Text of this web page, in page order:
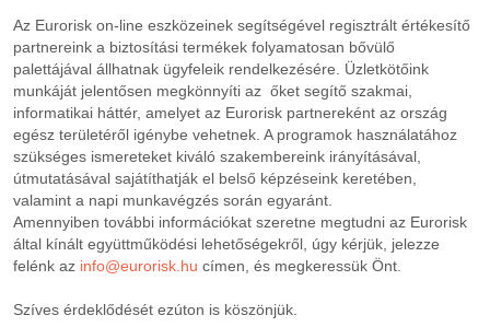
Az Eurorisk on-line eszközeinek segítségével regisztrált értékesítő
partnereink a biztosítási termékek folyamatosan bővülő
palettájával állhatnak ügyfeleik rendelkezésére. Üzletkötőink
munkáját jelentősen megkönnyíti az őket segítő szakmai,
informatikai háttér, amelyet az Eurorisk partnereként az ország
egész területéről igénybe vehetnek. A programok használatához
szükséges ismereteket kiváló szakembereink irányításával,
útmutatásával sajátíthatják el belső képzéseink keretében,
valamint a napi munkavégzés során egyaránt.
Amennyiben további információkat szeretne megtudni az Eurorisk
által kínált együttműködési lehetőségekről, úgy kérjük, jelezze
felénk az info@eurorisk.hu címen, és megkeressük Önt.
Szíves érdeklődését ezúton is köszönjük.